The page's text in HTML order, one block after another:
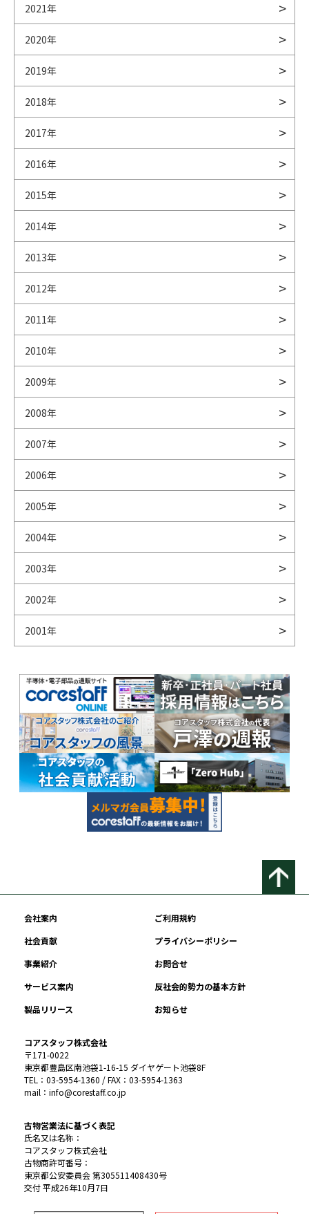
2021年
2020年
2019年
2018年
2017年
2016年
2015年
2014年
2013年
2012年
2011年
2010年
2009年
2008年
2007年
2006年
2005年
2004年
2003年
2002年
2001年
会社案内
ご利用規約
社会貢献
プライバシーポリシー
事業紹介
お問合せ
サービス案内
反社会的勢力の基本方針
製品リリース
お知らせ
コアスタッフ株式会社
〒171-0022
東京都豊島区南池袋1-16-15 ダイヤゲート池袋8F
TEL：03-5954-1360 / FAX：03-5954-1363
mail：info@corestaff.co.jp
古物営業法に基づく表記
氏名又は名称：
コアスタッフ株式会社
古物商許可番号：
東京都公安委員会 第305511408430号
交付 平成26年10月7日